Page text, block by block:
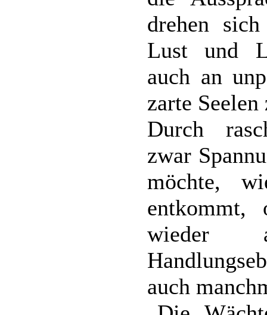
drehen
Lust und
auch an
zarte Seelen
Durch
zwar
möchte,
entkommt,
wieder
auch